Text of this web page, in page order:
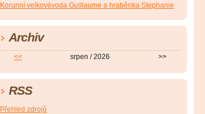
Korunní velkovévoda Guillaume a hraběnka Stephanie
Archiv
<< srpen / 2026 >>
RSS
Přehled zdrojů